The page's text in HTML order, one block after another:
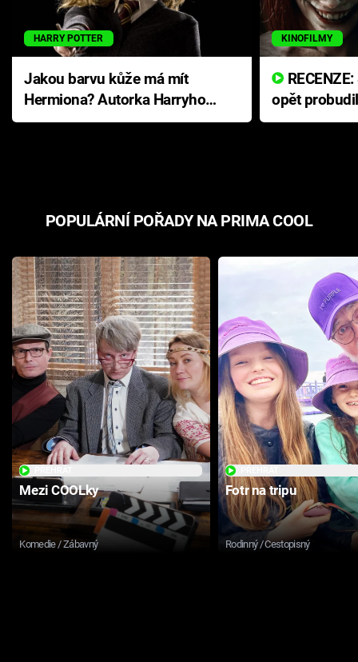
HARRY POTTER
Jakou barvu kůže má mít
Hermiona? Autorka Harryho
Pottera přišla s ráznou
KINOFILMY
opět
přichází s
POPULÁRNÍ POŘADY NA PRIMA COOL
Mezi COOLky
Komedie / Zábavný
Fotr na tripu
Rodinný / Cestopisný